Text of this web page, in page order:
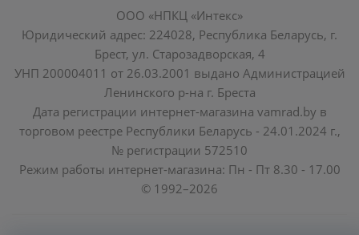
ООО «НПКЦ «Интекс»
Юридический адрес: 224028, Республика Беларусь, г.
Брест, ул. Старозадворская, 4
УНП 200004011 от 26.03.2001 выдано Администрацией
Ленинского р-на г. Бреста
Дата регистрации интернет-магазина vamrad.by в
торговом реестре Республики Беларусь - 24.01.2024 г.,
№ регистрации 572510
Режим работы интернет-магазина: Пн - Пт 8.30 - 17.00
© 1992–2026